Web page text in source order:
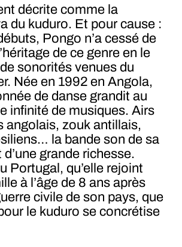
décrite comme la
du kuduro. Et pour cause :
Pongo n’a cessé de
de ce genre en le
sonorités venues du
Née en 1992 en Angola,
de danse grandit au
infinité de musiques. Airs
angolais, zouk antillais,
la bande son de sa
grande richesse.
Portugal, qu’elle rejoint
à l’âge de 8 ans après
civile de son pays, que
le kuduro se concrétise